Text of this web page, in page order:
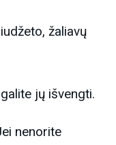
žaliavų
jų išvengti.
nenorite